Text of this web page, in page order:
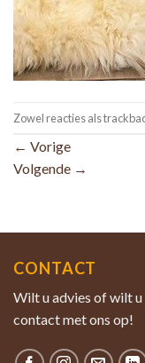
Zowel reacties als
← Vorige
Volgende →
CONTACT
Wilt u advies of wilt u
contact met ons op!